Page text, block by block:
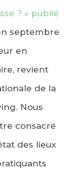
? » publié
septembre
en
revient
de la
Nous
consacré
des lieux